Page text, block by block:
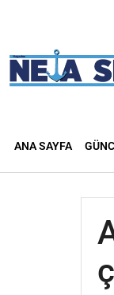
ANA SAYFA